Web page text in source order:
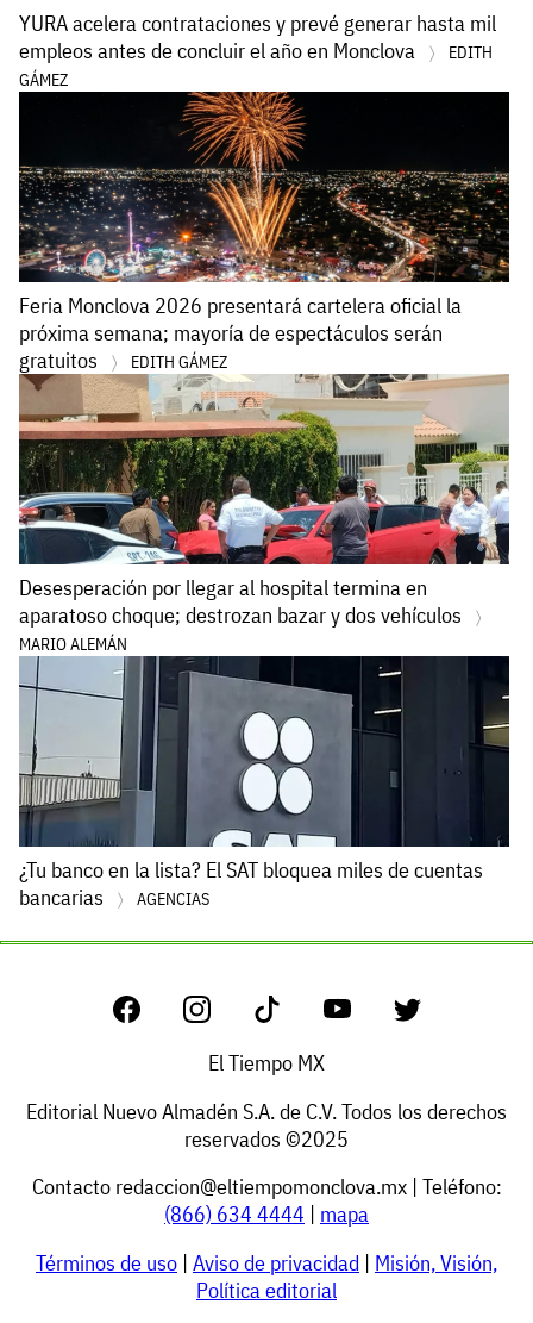
YURA acelera contrataciones y prevé generar hasta mil
empleos antes de concluir el año en Monclova
EDITH
GÁMEZ
Feria Monclova 2026 presentará cartelera oficial la
próxima semana; mayoría de espectáculos serán
gratuitos
EDITH GÁMEZ
Desesperación por llegar al hospital termina en
aparatoso choque; destrozan bazar y dos vehículos
MARIO ALEMÁN
¿Tu banco en la lista? El SAT bloquea miles de cuentas
bancarias
AGENCIAS
El Tiempo MX
Editorial Nuevo Almadén S.A. de C.V. Todos los derechos
reservados ©2025
Contacto redaccion@eltiempomonclova.mx| Teléfono:
(866) 634 4444 | mapa
Términos de uso | Aviso de privacidad | Misión, Visión,
Política editorial